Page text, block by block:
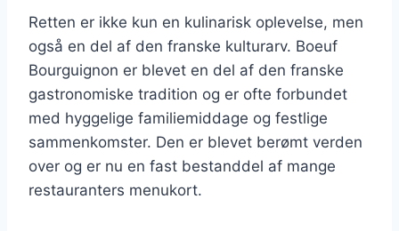
Retten er ikke kun en kulinarisk oplevelse, men
også en del af den franske kulturarv. Boeuf
Bourguignon er blevet en del af den franske
gastronomiske tradition og er ofte forbundet
med hyggelige familiemiddage og festlige
sammenkomster. Den er blevet berømt verden
over og er nu en fast bestanddel af mange
restauranters menukort.